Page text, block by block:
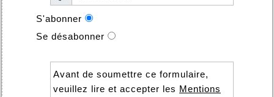
S'abonner
Se désabonner
Avant de soumettre ce formulaire,
veuillez lire et accepter les Mentions